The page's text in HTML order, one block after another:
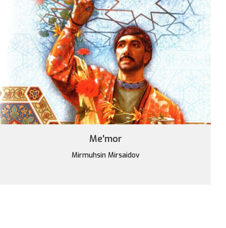
Me'mor
Mirmuhsin Mirsaidov